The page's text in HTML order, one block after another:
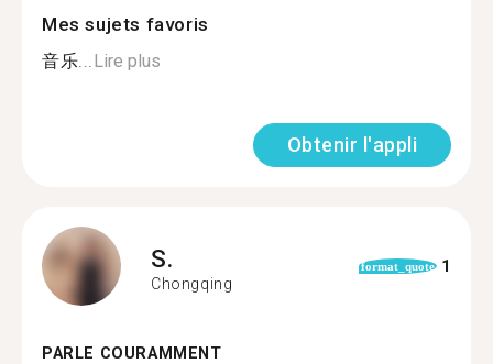
Mes sujets favoris
音乐...Lire plus
Obtenir l'appli
S.
Chongqing
format_quote 1
PARLE COURAMMENT